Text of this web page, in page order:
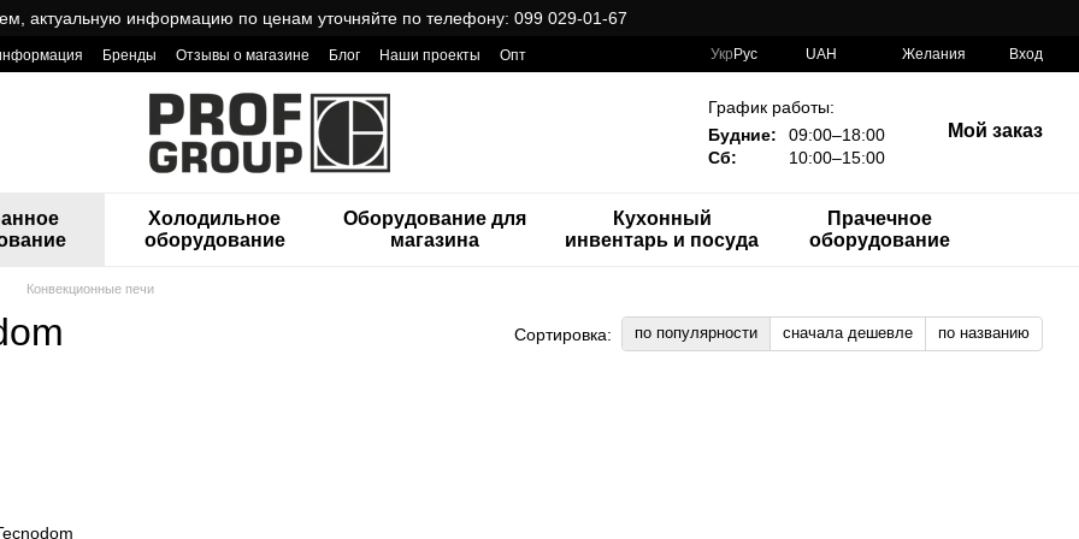
актуальную информацию по ценам уточняйте по телефону: 099 029-01-67
Бренды Отзывы о магазине Блог Наши проекты
Опт
Укр Рус UAH Желания Вход
График работы:
Будние:
09:00–18:00
Сб:
10:00–15:00
Мой заказ
Холодильное
оборудование
Оборудование для
магазина
Кухонный
инвентарь и посуда
Прачечное
оборудование
Конвекционные печи
Сортировка: по популярности сначала дешевле по названию